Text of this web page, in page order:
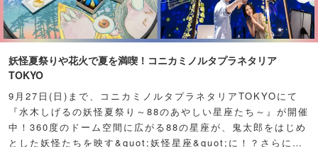
妖怪夏祭りや花火で夏を満喫！コニカミノルタプラネタリア
TOKYO
9月27日(日)まで、コニカミノルタプラネタリアTOKYOにて
『水木しげるの妖怪夏祭り～88のあやしい星座たち～』が開催
中！360度のドーム空間に広がる88の星座が、鬼太郎をはじめ
とした妖怪たちを映す&quot;妖怪星座&quot;に！？さらに例